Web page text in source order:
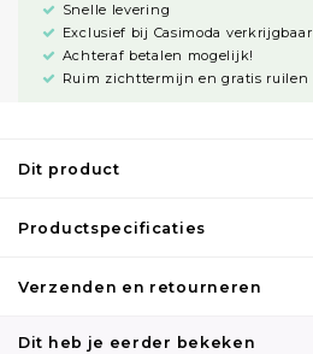
Snelle levering
Exclusief bij Casimoda verkrijgbaar
Achteraf betalen mogelijk!
Ruim zichttermijn en gratis ruilen
Dit product
Productspecificaties
Verzenden en retourneren
Dit heb je eerder bekeken